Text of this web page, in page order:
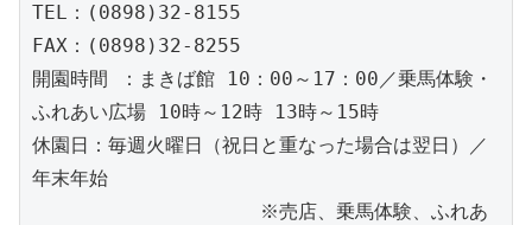
TEL：(0898)32-8155
FAX：(0898)32-8255
開園時間 ：まきば館 10：00～17：00／乗馬体験・
ふれあい広場 10時～12時 13時～15時
休園日：毎週火曜日（祝日と重なった場合は翌日）／
年末年始
※売店、乗馬体験、ふれあ